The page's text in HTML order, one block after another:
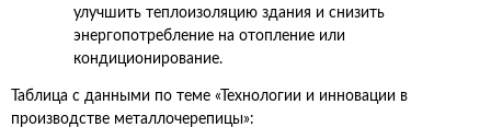
улучшить теплоизоляцию здания и снизить
энергопотребление на отопление или
кондиционирование.
Таблица с данными по теме «Технологии и инновации в
производстве металлочерепицы»: